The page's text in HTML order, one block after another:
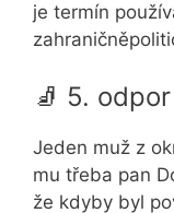
je termín
🧦 5.
Jeden muž z
mu třeba pan
že kdyby byl